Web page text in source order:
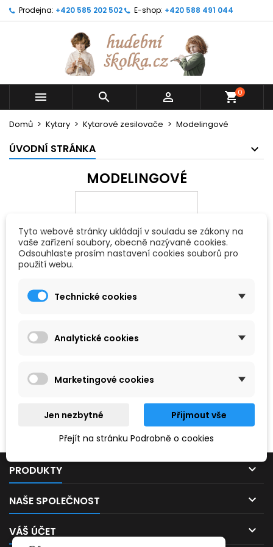
Prodejna: +420 585 202 502 E-shop: +420 588 491 044
   shopping_cart0
Domů Kytary Kytarové zesilovače Modelingové
ÚVODNÍ STRÁNKA
MODELINGOVÉ
Prosím, zkuste zadat něco jiného.
PRODUKTY 
NAŠE SPOLEČNOST 
VÁŠ ÚČET 
Tyto webové stránky ukládají v souladu se zákony na
vaše zařízení soubory, obecně nazývané cookies.
Odsouhlaste prosím nastavení cookies souborů pro
použití webu.
Technické cookies
Analytické cookies
Marketingové cookies
Jen nezbytné
Přijmout vše
Přejít na stránku Podrobně o cookies